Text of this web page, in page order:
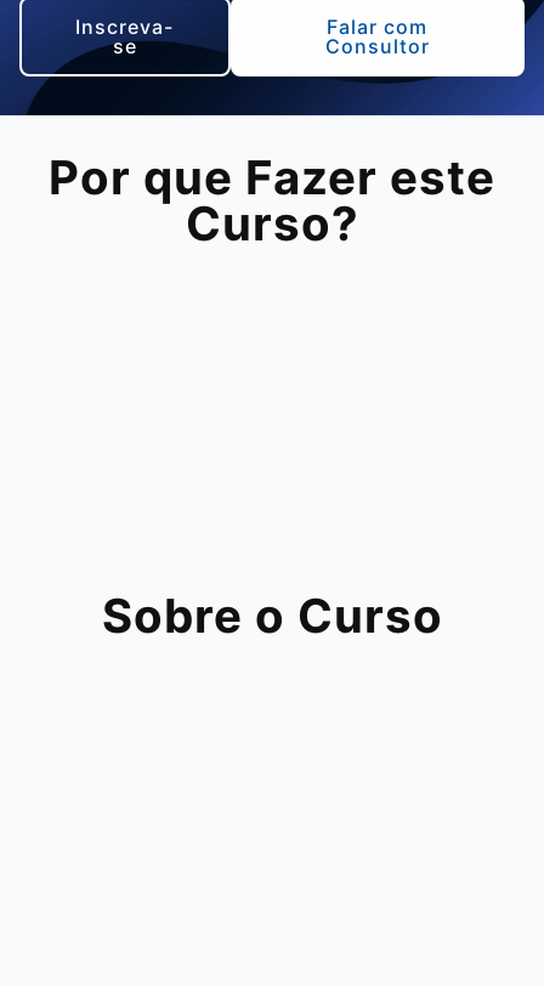
Inscreva-
se
Falar com
Consultor
Por que Fazer este
Curso?
Sobre o Curso